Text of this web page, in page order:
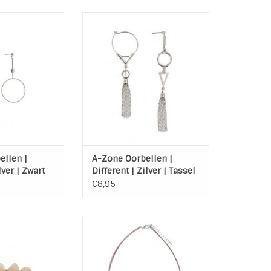
WINKELWAGEN
|
| Zwart
"Different"van A-zone Een
creool en een oorsteker. Dare
to Be different!
TOEVOEGEN AAN WINKELWAGEN
A-Zone Oorbellen |
Different | Zilver | Tassel
€8,95
Ketting met kleurrijke
elementen.
Kleur: Roze
Materiaal Compositie: 50%